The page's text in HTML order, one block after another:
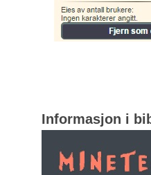
Informasjon i